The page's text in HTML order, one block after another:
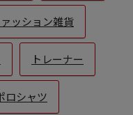
ッション雑貨
トレーナー
ロシャツ